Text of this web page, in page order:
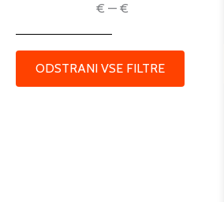
€ — €
ODSTRANI VSE FILTRE